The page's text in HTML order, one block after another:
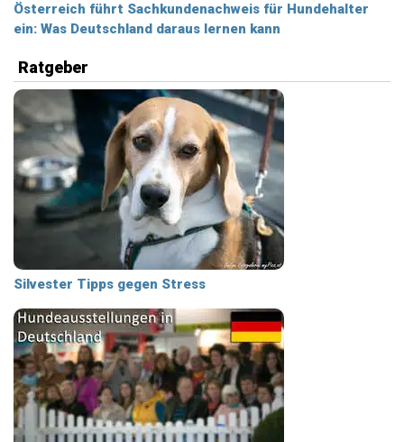
Österreich führt Sachkundenachweis für Hundehalter
ein: Was Deutschland daraus lernen kann
Ratgeber
Silvester Tipps gegen Stress